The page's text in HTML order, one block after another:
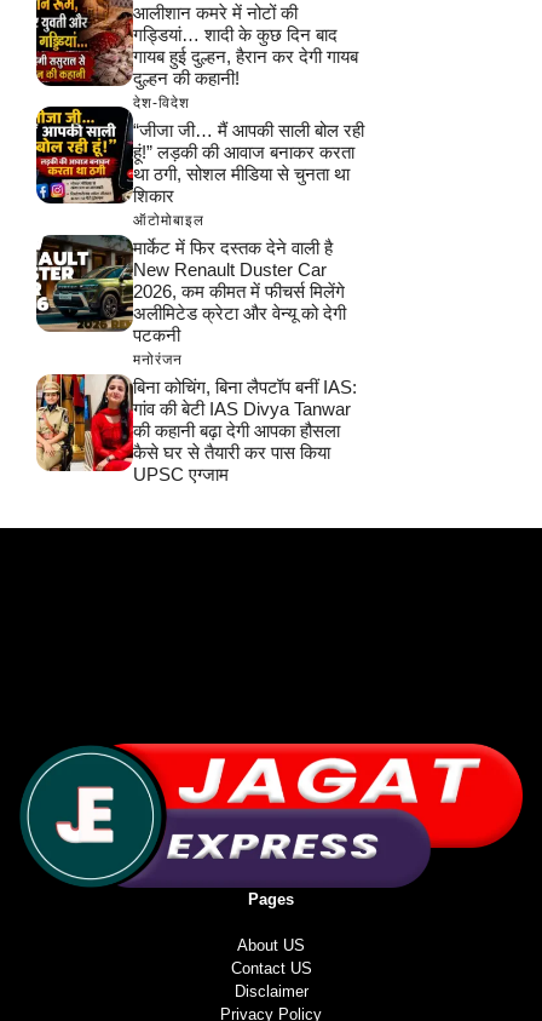
आलीशान कमरे में नोटों की
गड्डियां… शादी के कुछ दिन बाद
गायब हुई दुल्हन, हैरान कर देगी गायब
दुल्हन की कहानी!
देश-विदेश
“जीजा जी… मैं आपकी साली बोल रही
हूं!” लड़की की आवाज बनाकर करता
था ठगी, सोशल मीडिया से चुनता था
शिकार
ऑटोमोबाइल
मार्केट में फिर दस्तक देने वाली है
New Renault Duster Car
2026, कम कीमत में फीचर्स मिलेंगे
अलीमिटेड क्रेटा और वेन्यू को देगी
पटकनी
मनोरंजन
बिना कोचिंग, बिना लैपटॉप बनीं IAS:
गांव की बेटी IAS Divya Tanwar
की कहानी बढ़ा देगी आपका हौसला
कैसे घर से तैयारी कर पास किया
UPSC एग्जाम
Pages
About US
Contact US
Disclaimer
Privacy Policy